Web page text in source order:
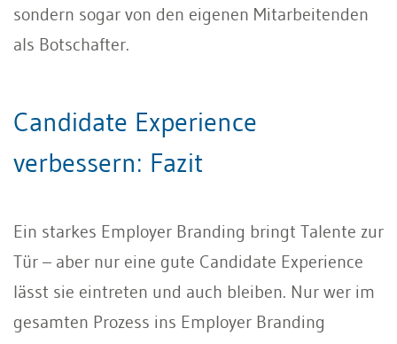
sondern sogar von den eigenen Mitarbeitenden
als Botschafter.
Candidate Experience
verbessern: Fazit
Ein starkes Employer Branding bringt Talente zur
Tür – aber nur eine gute Candidate Experience
lässt sie eintreten und auch bleiben. Nur wer im
gesamten Prozess ins Employer Branding